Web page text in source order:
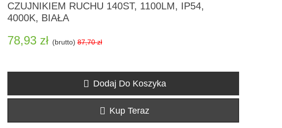
CZUJNIKIEM RUCHU 140ST, 1100LM, IP54,
4000K, BIAŁA
78,93 zł (brutto) 87,70 zł
Dodaj Do Koszyka
Kup Teraz